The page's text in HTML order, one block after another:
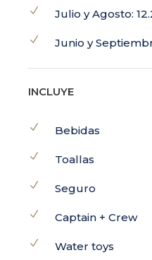
Julio y Agosto:
Junio y
INCLUYE
Bebidas
Toallas
Seguro
Captain + Crew
Water toys